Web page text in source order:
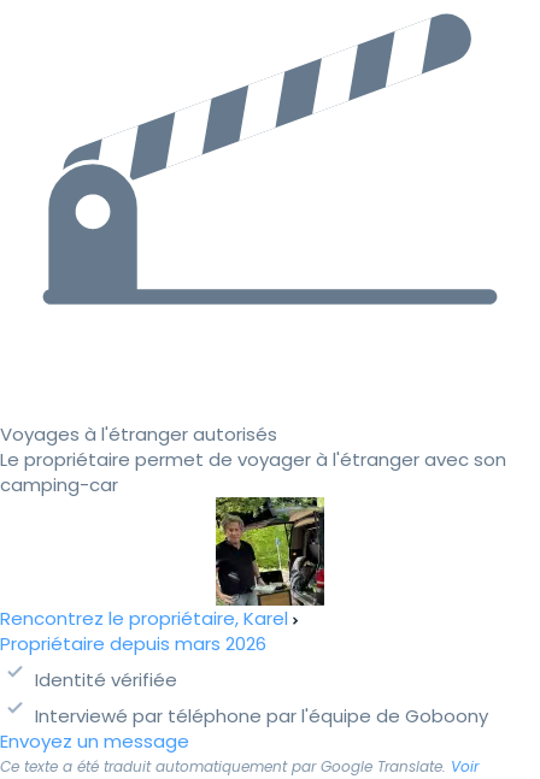
Voyages à l'étranger autorisés
Le propriétaire permet de voyager à l'étranger avec son
camping-car
Rencontrez le propriétaire, Karel
Propriétaire depuis mars 2026
Identité vérifiée
Interviewé par téléphone par l'équipe de Goboony
Envoyez un message
Ce texte a été traduit automatiquement par Google Translate. Voir